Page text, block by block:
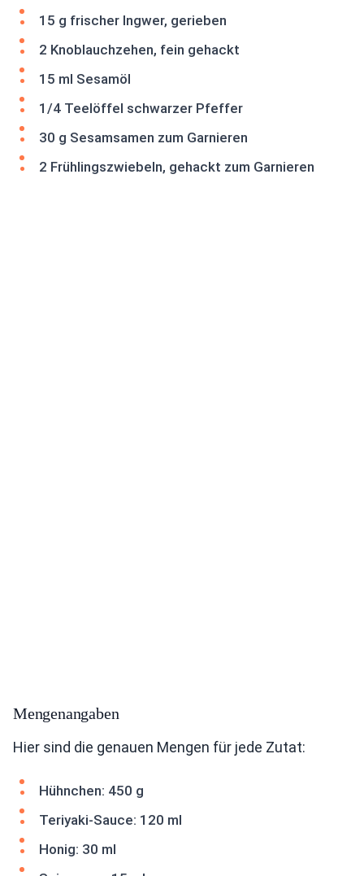
15 g frischer Ingwer, gerieben
2 Knoblauchzehen, fein gehackt
15 ml Sesamöl
1/4 Teelöffel schwarzer Pfeffer
30 g Sesamsamen zum Garnieren
2 Frühlingszwiebeln, gehackt zum Garnieren
Mengenangaben
Hier sind die genauen Mengen für jede Zutat:
Hühnchen: 450 g
Teriyaki-Sauce: 120 ml
Honig: 30 ml